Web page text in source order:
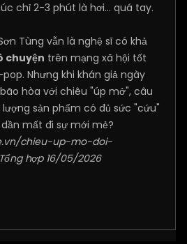
chỉ 2-3 phút là hơi… quá tay.
Tùng vẫn là nghệ sĩ có khả
chuyện trên mạng xã hội tốt
Nhưng khi khán giả ngày
hòa với chiêu "úp mở", câu
sản phẩm có đủ sức "cứu"
mất đi sự mới mẻ?
chieu-up-mo-doi-
hợp 16/05/2026